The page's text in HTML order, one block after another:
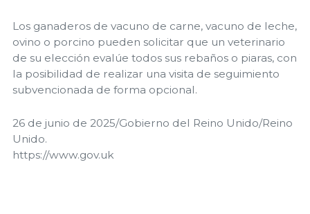
Los ganaderos de vacuno de carne, vacuno de leche,
ovino o porcino pueden solicitar que un veterinario
de su elección evalúe todos sus rebaños o piaras, con
la posibilidad de realizar una visita de seguimiento
subvencionada de forma opcional.
26 de junio de 2025/Gobierno del Reino Unido/Reino
Unido.
https://www.gov.uk